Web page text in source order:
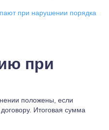
при нарушении порядка
при
положены, если
Итоговая сумма